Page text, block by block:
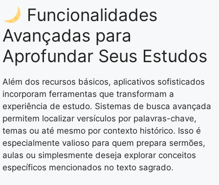
Funcionalidades
Avançadas para
Aprofundar Seus Estudos
Além dos recursos básicos, aplicativos sofisticados
incorporam ferramentas que transformam a
experiência de estudo. Sistemas de busca avançada
permitem localizar versículos por palavras-chave,
temas ou até mesmo por contexto histórico. Isso é
especialmente valioso para quem prepara sermões,
aulas ou simplesmente deseja explorar conceitos
específicos mencionados no texto sagrado.